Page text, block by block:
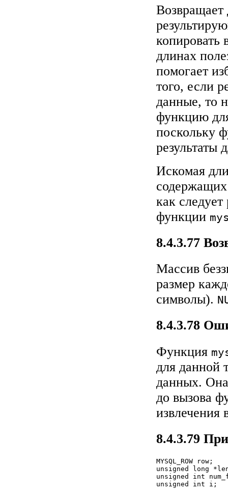
Возвращает
копировать
длинах
помогает
того, если
данные, то
функцию
поскольку
результаты
Искомая
как
функции
8.4.3.77
Массив
размер
символы).
8.4.3.78
Функция
для данной
данных.
до вызова
извлечения
8.4.3.79
MYSQL_ROW row;
unsigned long
unsigned int
unsigned int i;